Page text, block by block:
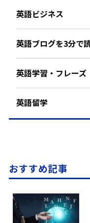
英語ビジネス
英語ブログを3分で
英語学習・フレーズ
英語留学
おすすめ記事